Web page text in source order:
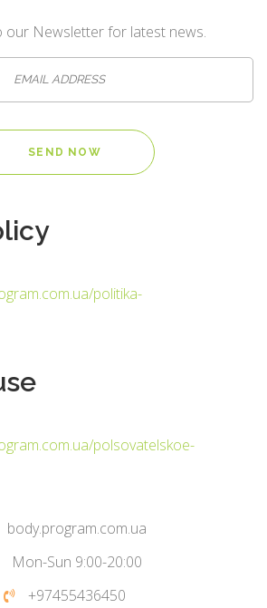
our Newsletter for latest news.
politika-
polsovatelskoe-
body.program.com.ua
Mon-Sun 9:00-20:00
+97455436450